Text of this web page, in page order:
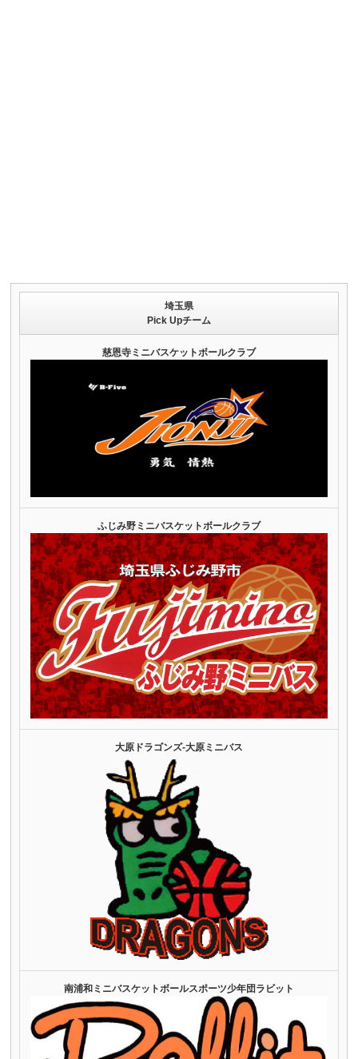
埼玉県
Pick Upチーム
慈恩寺ミニバスケットボールクラブ
ふじみ野ミニバスケットボールクラブ
大原ドラゴンズ‐大原ミニバス
南浦和ミニバスケットボールスポーツ少年団ラビット